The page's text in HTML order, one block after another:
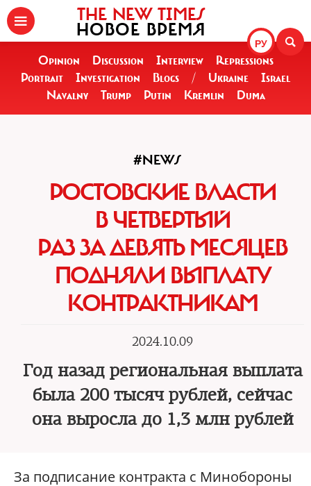
РУ
THE NEW TIMES
НОВОЕ ВРЕМЯ
Opinion Discussion Interview
Repressions
Portrait
Investigation Blogs / Ukraine
Israel
Navalny
Trump Putin Kremlin Duma
#NEWS
РОСТОВСКИЕ ВЛАСТИ
В ЧЕТВЕРТЫЙ
РАЗ ЗА ДЕВЯТЬ МЕСЯЦЕВ
ПОДНЯЛИ ВЫПЛАТУ
КОНТРАКТНИКАМ
2024.10.09
Год назад региональная выплата
была 200 тысяч рублей, сейчас
она выросла до 1,3 млн рублей
За подписание контракта с Минобороны